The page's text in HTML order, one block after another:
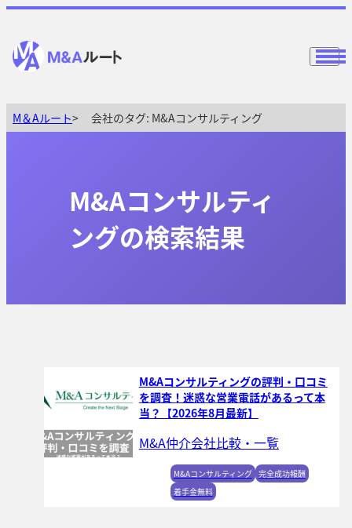
M＆Aルート 会社のタグ: M&Aコンサルティング
M&Aコンサルティ
ングの検索結果
M&Aコンサルティングの評判・口コミ
を調査！迷惑な営業電話があるって本
当？【2026年8月最新】
M&A仲介会社比較・一覧
M&Aコンサルティング 完全成功報酬
着手金無料